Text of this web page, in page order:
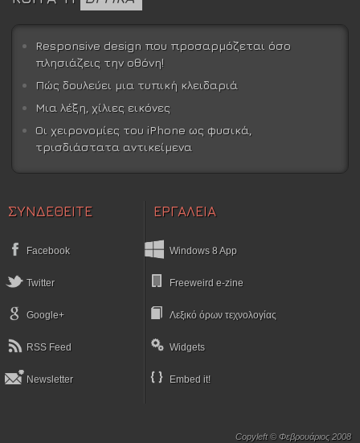
Responsive design που προσαρμόζεται όσο
πλησιάζεις την οθόνη!
Πώς δουλεύει μια τυπική κλειδαριά
Μια λέξη, χίλιες εικόνες
Οι χειρονομίες του iPhone ως φυσικά,
τρισδιάστατα αντικείμενα
ΣΥΝΔΕΘΕΙΤΕ
Facebook
Twitter
Google+
RSS Feed
Newsletter
ΕΡΓΑΛΕΙΑ
Windows 8 App
Freeweird e-zine
Λεξικό όρων τεχνολογίας
Widgets
Embed it!
Copyleft © Φεβρουάριος 2008